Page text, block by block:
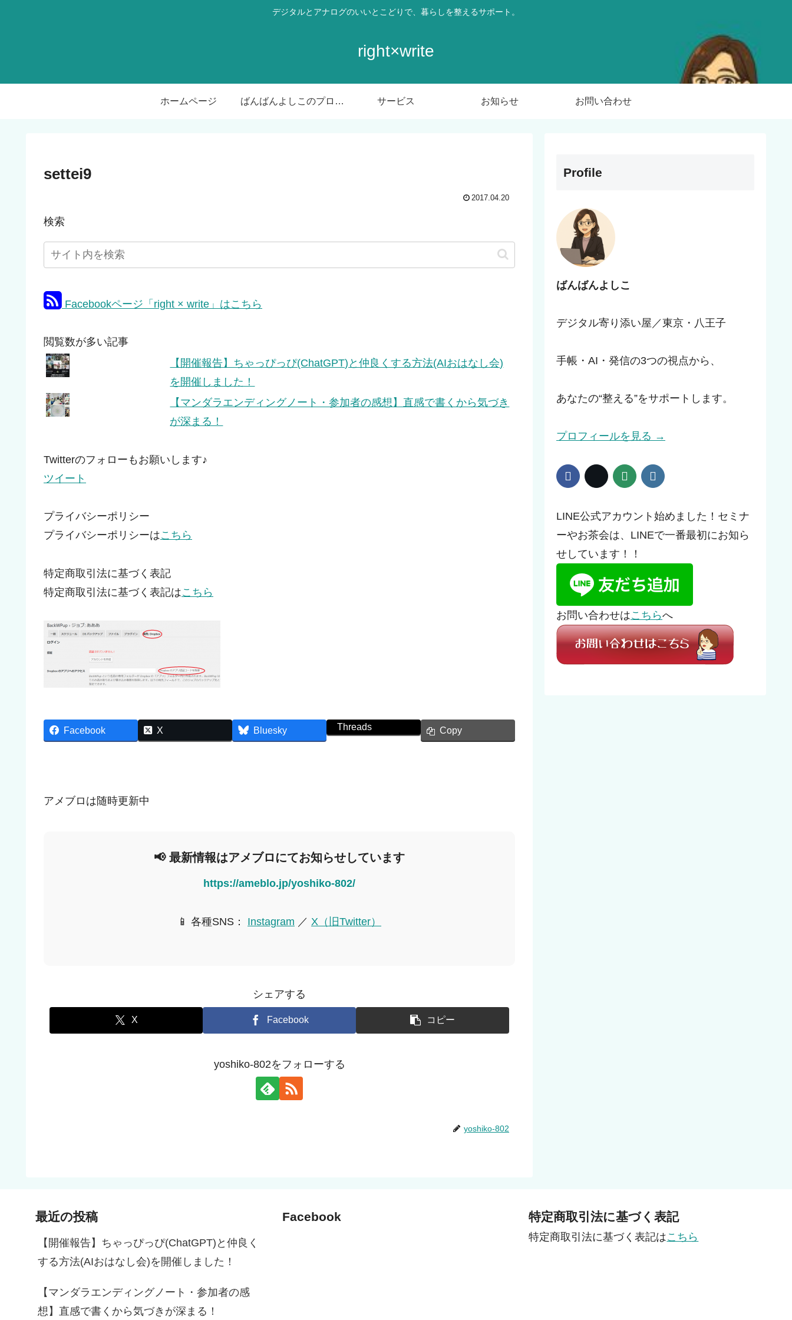
デジタルとアナログのいいとこどりで、暮らしを整えるサポート。
right×write
ホームページ ばんばんよしこのプロフィール サービス お知らせ お問い合わせ
settei9
2017.04.20
検索
Facebookページ「right × write」はこちら
閲覧数が多い記事
【開催報告】ちゃっぴっぴ(ChatGPT)と仲良くする方法(AIおはなし会)
を開催しました！
【マンダラエンディングノート・参加者の感想】直感で書くから気づき
が深まる！
Twitterのフォローもお願いします♪
ツイート
プライバシーポリシー
プライバシーポリシーはこちら
特定商取引法に基づく表記
特定商取引法に基づく表記はこちら
Facebook X Bluesky Threads Copy
アメブロは随時更新中
📢 最新情報はアメブロにてお知らせしています
https://ameblo.jp/yoshiko-802/
📱 各種SNS： Instagram ／ X（旧Twitter）
シェアする
X Facebook コピー
yoshiko-802をフォローする
yoshiko-802
Profile
ばんばんよしこ
デジタル寄り添い屋／東京・八王子
手帳・AI・発信の3つの視点から、
あなたの“整える”をサポートします。
プロフィールを見る →
LINE公式アカウント始めました！セミナ
ーやお茶会は、LINEで一番最初にお知ら
せしています！！
お問い合わせはこちらへ
最近の投稿
【開催報告】ちゃっぴっぴ(ChatGPT)と仲良く
する方法(AIおはなし会)を開催しました！
【マンダラエンディングノート・参加者の感
想】直感で書くから気づきが深まる！
Facebook 特定商取引法に基づく表記
特定商取引法に基づく表記はこちら